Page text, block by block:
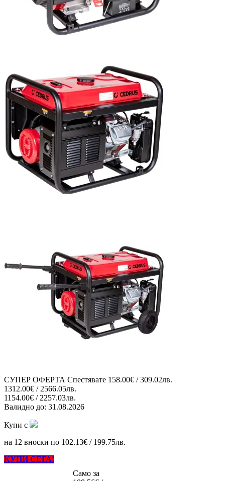
СУПЕР ОФЕРТА Спестявате 158.00€ / 309.02лв.
1312.00€ / 2566.05лв.
1154.00€ / 2257.03лв.
Валидно до: 31.08.2026
Купи с
на 12 вноски по 102.13€ / 199.75лв.
КУПИ СЕГА!
Само за